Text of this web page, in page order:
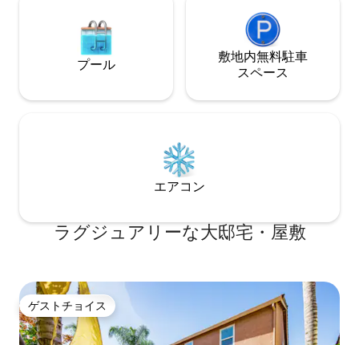
プール
敷地内無料駐⁠車
ス⁠ペ⁠ー⁠ス
エアコン
ラグジュアリーな大邸宅・屋敷
ゲストチョイス
ゲストチョイス